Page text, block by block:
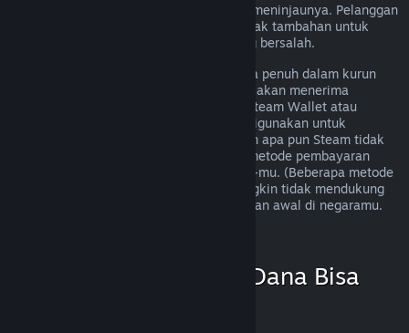
mengirimkan permintaan dan kami akan meninjaunya. Pelanggan
di beberapa wilayah memiliki beberapa hak tambahan untuk
pengembalian dana jika pihak game yang bersalah.
Kamu akan menerima pengembalian dana penuh dalam kurun
waktu satu minggu sejak disetujui. Kamu akan menerima
pengembalian dana dalam bentuk dana Steam Wallet atau
melalui metode pembayaran awal yang digunakan untuk
melakukan pembelian. Jika karena alasan apa pun Steam tidak
bisa melakukan pengembalian dana via metode pembayaran
awal, dana akan dikirim ke Steam Wallet-mu. (Beberapa metode
pembayaran yang tersedia di Steam mungkin tidak mendukung
pengembalian dana ke metode pembayaran awal di negaramu.
Kapan Pengembalian Dana Bisa